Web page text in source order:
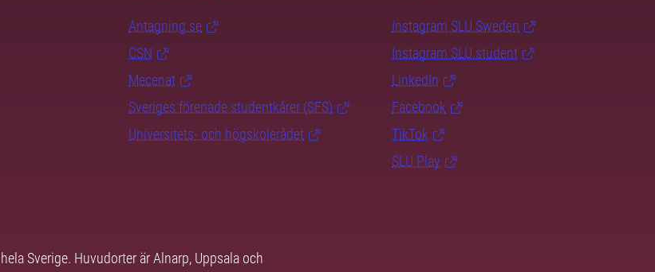
Antagning.se
CSN
Mecenat
Sveriges förenade studentkårer (SFS)
Universitets- och högskolerådet
Instagram SLU.Sweden
Instagram SLU.student
LinkedIn
Facebook
TikTok
SLU Play
Sverige. Huvudorter är Alnarp, Uppsala och